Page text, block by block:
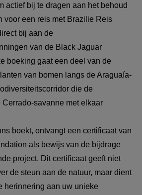
actief bij te dragen aan het behoud
voor een reis met Brazilie Reis
bij aan de
van de Black Jaguar
boeking gaat een deel van de
van bomen langs de Araguaía-
die de
savanne met elkaar
boekt, ontvangt een certificaat van
als bewijs van de bijdrage
project. Dit certificaat geeft niet
de steun aan de natuur, maar dient
herinnering aan uw unieke